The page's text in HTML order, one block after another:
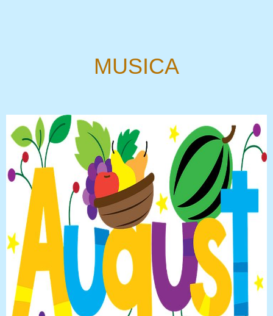
MUSICA